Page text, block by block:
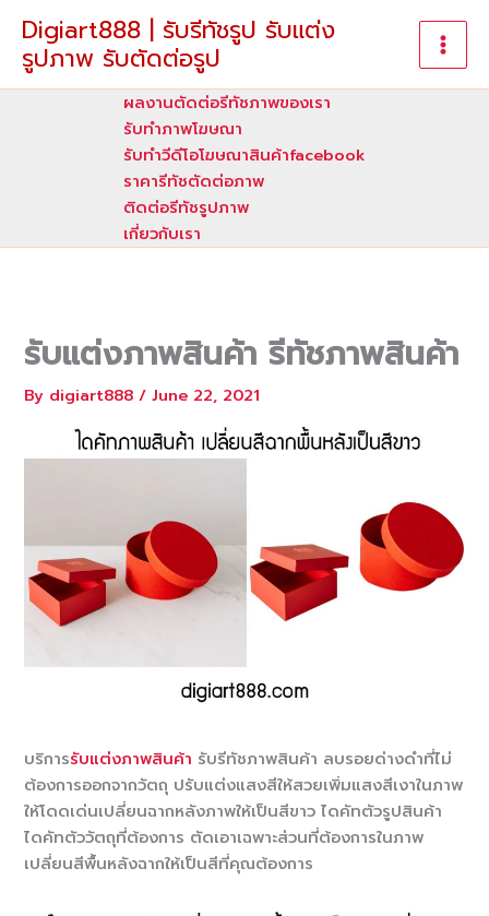
content
Digiart888 | รับรีทัชรูป รับแต่ง
รูปภาพ รับตัดต่อรูป
ผลงานตัดต่อรีทัชภาพของเรา
รับทําภาพโฆษณา
รับทำวีดีโอโฆษณาสินค้าfacebook
ราคารีทัชตัดต่อภาพ
ติดต่อรีทัชรูปภาพ
เกี่ยวกับเรา
รับแต่งภาพสินค้า รีทัชภาพสินค้า
By digiart888/June 22, 2021
บริการรับแต่งภาพสินค้า รับรีทัชภาพสินค้า ลบรอยด่างดำที่ไม่
ต้องการออกจากวัตถุ ปรับแต่งแสงสีให้สวยเพิ่มแสงสีเงาในภาพ
ให้โดดเด่นเปลี่ยนฉากหลังภาพให้เป็นสีขาว ไดคัทตัวรูปสินค้า
ไดคัทตัววัตถุที่ต้องการ ตัดเอาเฉพาะส่วนที่ต้องการในภาพ
เปลี่ยนสีพื้นหลังฉากให้เป็นสีที่คุณต้องการ